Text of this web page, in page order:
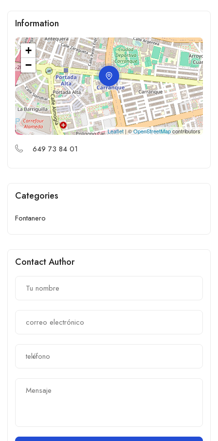
Information
+
−
Leaflet | ©OpenStreetMapcontributors
649 73 84 01
Categories
Fontanero
Contact Author